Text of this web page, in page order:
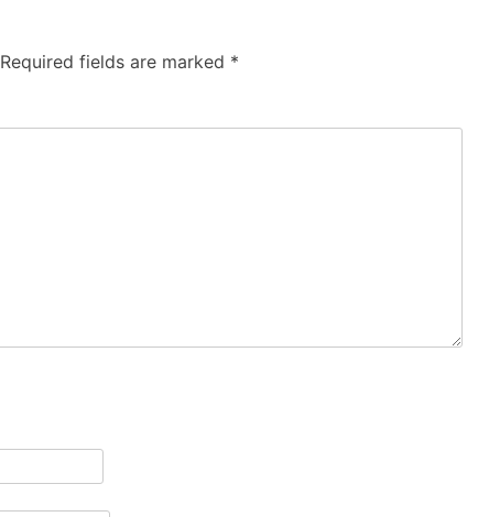
Required fields are marked *